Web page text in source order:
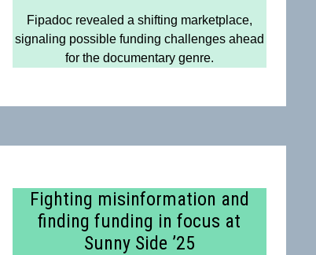
Fipadoc revealed a shifting marketplace,
signaling possible funding challenges ahead
for the documentary genre.
Fighting misinformation and
finding funding in focus at
Sunny Side ’25